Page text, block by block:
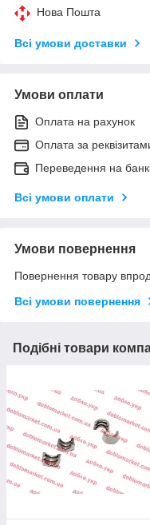
Нова Пошта
Всі умови доставки
Умови оплати
Оплата на рахунок
Оплата за
Переведення на
Всі умови оплати
Умови повернення
Повернення товару
Всі умови повернення
Подібні товари